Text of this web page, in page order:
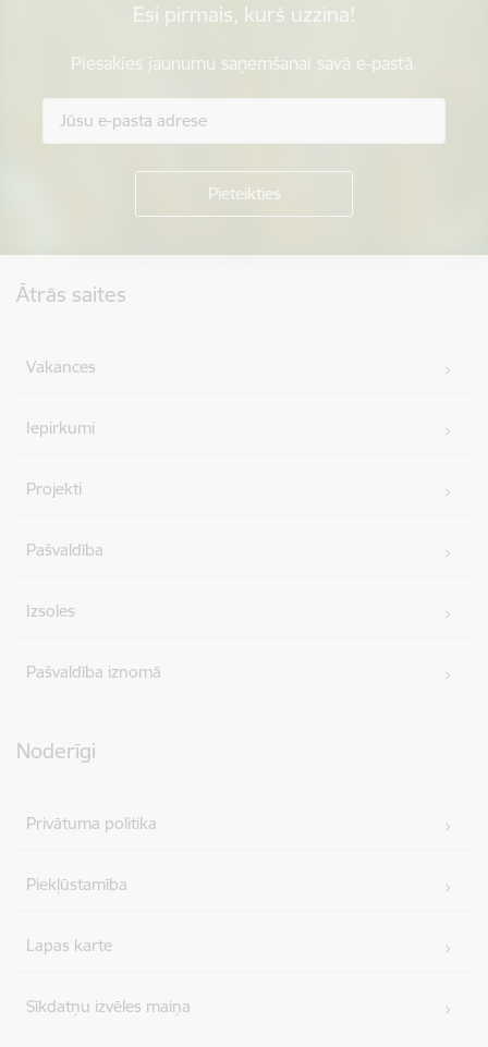
Esi pirmais, kurš uzzina!
Piesakies jaunumu saņemšanai savā e-pastā.
Ātrās saites
Vakances
Iepirkumi
Projekti
Pašvaldība
Izsoles
Pašvaldība iznomā
Noderīgi
Privātuma politika
Piekļūstamība
Lapas karte
Sīkdatņu izvēles maiņa